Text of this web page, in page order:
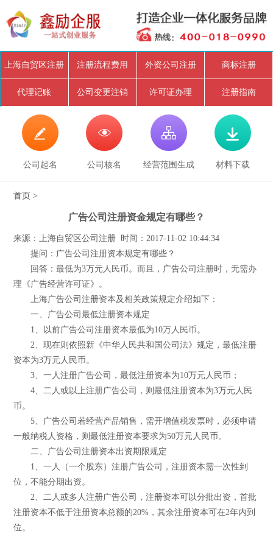
上海自贸区注册 注册流程费用 外资公司注册 商标注册
代理记账 公司变更注销 许可证办理 注册指南

公司起名

公司核名

经营范围生成

材料下载
首页 >
广告公司注册资金规定有哪些？
来源：上海自贸区公司注册 时间：2017-11-02 10:44:34
提问：广告公司注册资本规定有哪些？
回答：最低为3万元人民币。而且，广告公司注册时，无需办
理《广告经营许可证》。
上海广告公司注册资本及相关政策规定介绍如下：
一、广告公司最低注册资本规定
1、以前广告公司注册资本最低为10万人民币。
2、现在则依照新《中华人民共和国公司法》规定，最低注册
资本为3万元人民币。
3、一人注册广告公司，最低注册资本为10万元人民币；
4、二人或以上注册广告公司，则最低注册资本为3万元人民
币。
5、广告公司若经营产品销售，需开增值税发票时，必须申请
一般纳税人资格，则最低注册资本要求为50万元人民币。
二、广告公司注册资本出资期限规定
1、一人（一个股东）注册广告公司，注册资本需一次性到
位，不能分期出资。
2、二人或多人注册广告公司，注册资本可以分批出资，首批
注册资本不低于注册资本总额的20%，其余注册资本可在2年内到
位。